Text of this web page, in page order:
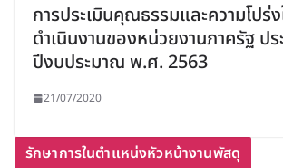
การประเมินคุณธรรมและความโปร่ง
ดำเนินงานของหน่วยงานภาครัฐ ปร
ปีงบประมาณ พ.ศ. 2563
21/07/2020
รักษาการในตำแหน่งหัวหน้างานพัสดุ